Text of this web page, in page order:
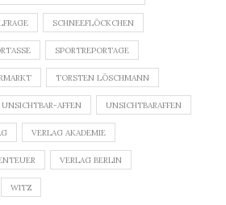
SCHNEEFLÖCKCHEN
SPORTREPORTAGE
TORSTEN LÖSCHMANN
UNSICHTBAR-AFFEN UNSICHTBARAFFEN
VERLAG AKADEMIE
VERLAG BERLIN
WITZ